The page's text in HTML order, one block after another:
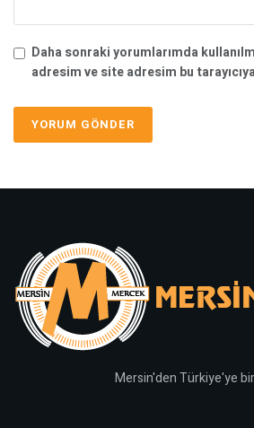
Daha sonraki yorumlarımda
adresim ve site adresim bu
Mersin'den Türkiye'ye